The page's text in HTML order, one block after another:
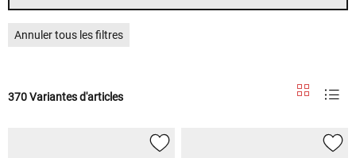
Annuler tous les filtres
370 Variantes d'articles